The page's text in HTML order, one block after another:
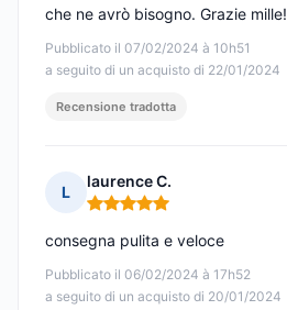
Pubblicato il 07/02/2024 à 10h51
a seguito di un acquisto di 22/01/2024
che ne avrò bisogno. Grazie mille!
Recensione tradotta
L
laurence C.
Nota: 5 su 5
Pubblicato il 06/02/2024 à 17h52
a seguito di un acquisto di 20/01/2024
consegna pulita e veloce